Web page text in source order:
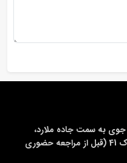
به سمت جاده ملارد،
فردیس، منطقه دو، خیابان احترامی، پلاک 41 (قبل از مراجعه حضوری